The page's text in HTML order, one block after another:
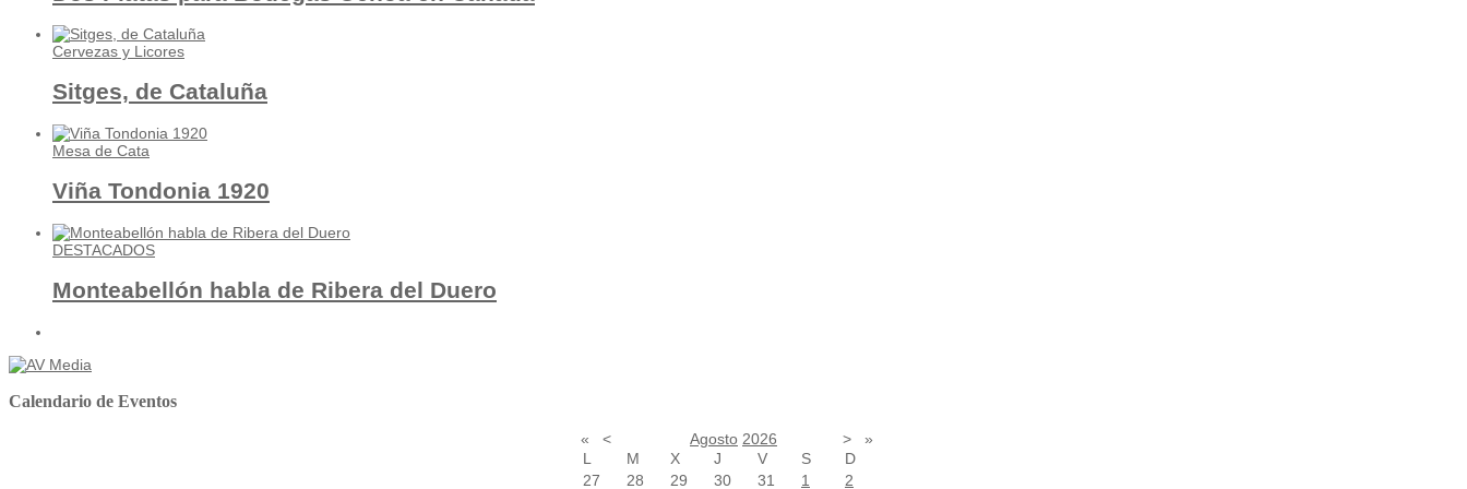
Cervezas y Licores
Sitges, de Cataluña
Mesa de Cata
Viña Tondonia 1920
DESTACADOS
Monteabellón habla de Ribera del Duero
Calendario de Eventos
« < Agosto 2026 >
»
L
M X J V S
D
27
28 29 30 31 1 2